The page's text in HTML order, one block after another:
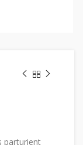
parturient